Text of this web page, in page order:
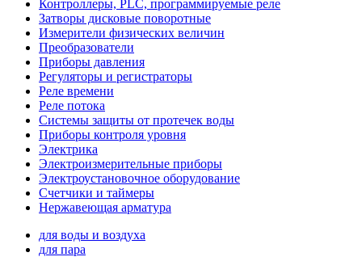
Контроллеры, PLС, программируемые реле
Затворы дисковые поворотные
Измерители физических величин
Преобразователи
Приборы давления
Регуляторы и регистраторы
Реле времени
Реле потока
Системы защиты от протечек воды
Приборы контроля уровня
Электрика
Электроизмерительные приборы
Электроустановочное оборудование
Счетчики и таймеры
Нержавеющая арматура
для воды и воздуха
для пара